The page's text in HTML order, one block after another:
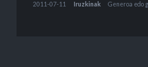
2011-07-11 Iruzkinak Generoa edo